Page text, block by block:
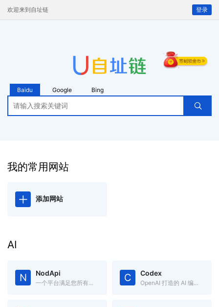
欢迎来到自址链 登录
Baidu Google Bing
我的常用网站
添加网站
AI
N NodApi
一个平台满足您所有的AI 推理需求 C Codex
OpenAI 打造的 AI 编码助手